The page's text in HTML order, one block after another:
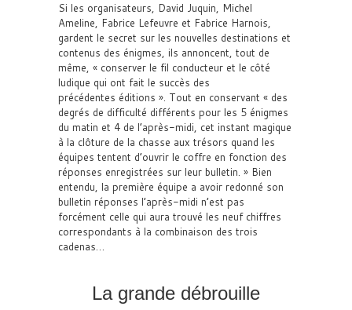
Si les organisateurs, David Juquin, Michel
Ameline, Fabrice Lefeuvre et Fabrice Harnois,
gardent le secret sur les nouvelles destinations et
contenus des énigmes, ils annoncent, tout de
même, « conserver le fil conducteur et le côté
ludique qui ont fait le succès des
précédentes éditions ». Tout en conservant « des
degrés de difficulté différents pour les 5 énigmes
du matin et 4 de l’après-midi, cet instant magique
à la clôture de la chasse aux trésors quand les
équipes tentent d’ouvrir le coffre en fonction des
réponses enregistrées sur leur bulletin. » Bien
entendu, la première équipe a avoir redonné son
bulletin réponses l’après-midi n’est pas
forcément celle qui aura trouvé les neuf chiffres
correspondants à la combinaison des trois
cadenas…
La grande débrouille